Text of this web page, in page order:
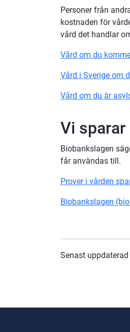
Personer från
kostnaden för
vård det handlar
Vård om du
Vård i Sverige om
Vård om du är
Vi sparar
Biobankslagen
får användas till.
Prover i vården
Biobankslagen
Senast uppdaterad